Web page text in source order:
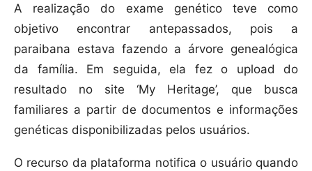
A realização do exame genético teve como
objetivo encontrar antepassados, pois a
paraibana estava fazendo a árvore genealógica
da família. Em seguida, ela fez o upload do
resultado no site ‘My Heritage’, que busca
familiares a partir de documentos e informações
genéticas disponibilizadas pelos usuários.
O recurso da plataforma notifica o usuário quando